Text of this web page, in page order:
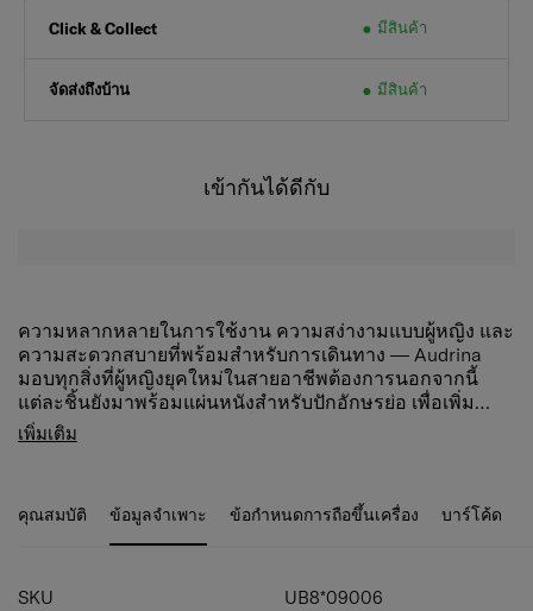
Click & Collect มีสินค้า
จัดส่งถึงบ้าน มีสินค้า
เข้ากันได้ดีกับ
ความหลากหลายในการใช้งาน ความสง่างามแบบผู้หญิง และ
ความสะดวกสบายที่พร้อมสำหรับการเดินทาง — Audrina
มอบทุกสิ่งที่ผู้หญิงยุคใหม่ในสายอาชีพต้องการนอกจากนี้
แต่ละชิ้นยังมาพร้อมแผ่นหนังสำหรับปักอักษรย่อ เพื่อเพิ่ม
เอกลักษณ์เฉพาะตัวให้กับกระเป๋าของคุณ
การจัดระเบียบภายในที่หลากหลาย:
พร้อมกระเป๋าภายใน ช่วยให้จัดเก็บของได้หลากหลาย
สำหรับเก็บของชิ้นเล็กให้เป็นระเบียบ
และหยิบใช้งานได้ง่าย
ช่องด้านหลังพร้อมฝาปิดแม่เหล็ก:
สายสะพายไหล่ปรับระดับได้:สามารถสะพายกระเป๋าใน
เพิ่มเติม
คุณสมบัติ ข้อมูลจำเพาะ ข้อกำหนดการถือขึ้นเครื่อง บาร์โค้ด
SKU UB8*09006